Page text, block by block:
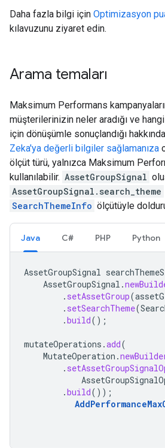
Daha fazla bilgi için Optimizasyon
kılavuzunu ziyaret edin.
Arama temaları
Maksimum Performans
müşterilerinizin neler aradığı ve
için dönüşümle sonuçlandığı hakkında
Zeka'ya değerli bilgiler sağlamanıza
ölçüt türü, yalnızca Maksimum
kullanılabilir. AssetGroupSignal
AssetGroupSignal.search_theme
SearchThemeInfo ölçütüyle
Java C# PHP Python
AssetGroupSignal
AssetGroupSignal .
. setAssetGroup(
. setSearchTheme(
.build();
mutateOperations .add(
MutateOperation .
.
.build());